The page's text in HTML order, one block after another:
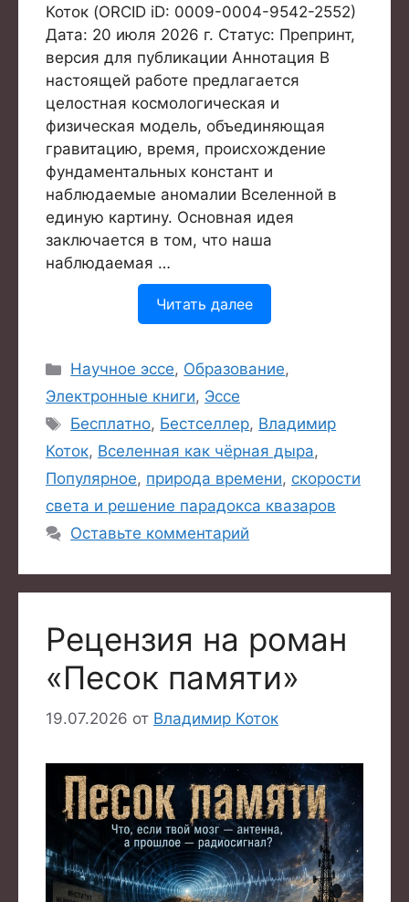
Коток (ORCID iD: 0009-0004-9542-2552)
Дата: 20 июля 2026 г. Статус: Препринт,
версия для публикации Аннотация В
настоящей работе предлагается
целостная космологическая и
физическая модель, объединяющая
гравитацию, время, происхождение
фундаментальных констант и
наблюдаемые аномалии Вселенной в
единую картину. Основная идея
заключается в том, что наша
наблюдаемая …
Читать далее
Рубрики
Научное эссе, Образование,
Электронные книги, Эссе
Метки
Бесплатно, Бестселлер, Владимир
Коток, Вселенная как чёрная дыра,
Популярное, природа времени, скорости
света и решение парадокса квазаров
Оставьте комментарий
Рецензия на роман
«Песок памяти»
19.07.2026 от Владимир Коток